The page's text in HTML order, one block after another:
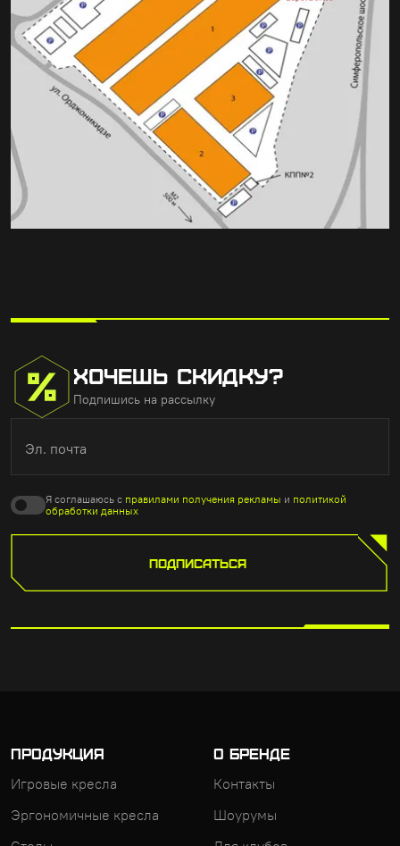
ХОЧЕШЬ СКИДКУ?
Подпишись на рассылку
Эл. почта
Я соглашаюсь с правилами получения рекламы и политикой
обработки данных
ПОДПИСАТЬСЯ
ПРОДУКЦИЯ
Игровые кресла
Эргономичные кресла
О БРЕНДЕ
Контакты
Шоурумы